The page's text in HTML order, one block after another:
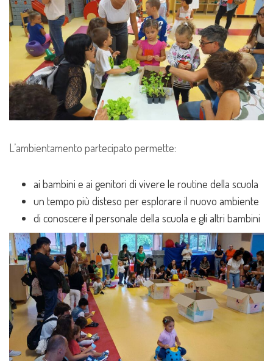
L’ambientamento partecipato permette:
ai bambini e ai genitori di vivere le routine della scuola
un tempo più disteso per esplorare il nuovo ambiente
di conoscere il personale della scuola e gli altri bambini